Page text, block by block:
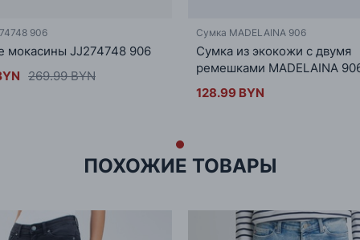
906
мокасины JJ274748 906
269.99 BYN
Сумка MADELAINA 906
Сумка из экокожи с двумя
ремешками MADELAINA
128.99 BYN
ПОХОЖИЕ ТОВАРЫ